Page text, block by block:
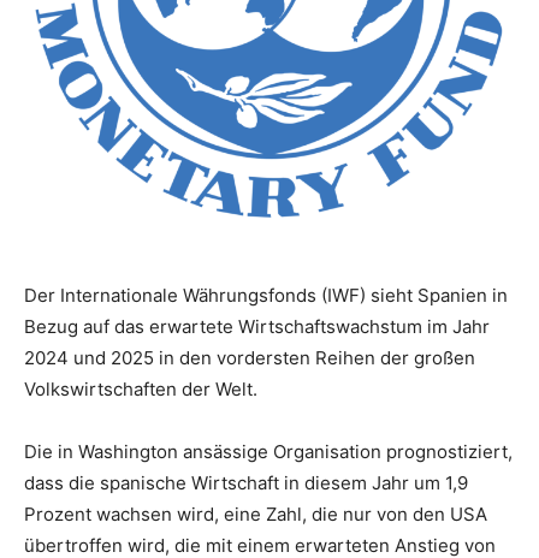
Der Internationale Währungsfonds (IWF) sieht Spanien in
Bezug auf das erwartete Wirtschaftswachstum im Jahr
2024 und 2025 in den vordersten Reihen der großen
Volkswirtschaften der Welt.
Die in Washington ansässige Organisation prognostiziert,
dass die spanische Wirtschaft in diesem Jahr um 1,9
Prozent wachsen wird, eine Zahl, die nur von den USA
übertroffen wird, die mit einem erwarteten Anstieg von